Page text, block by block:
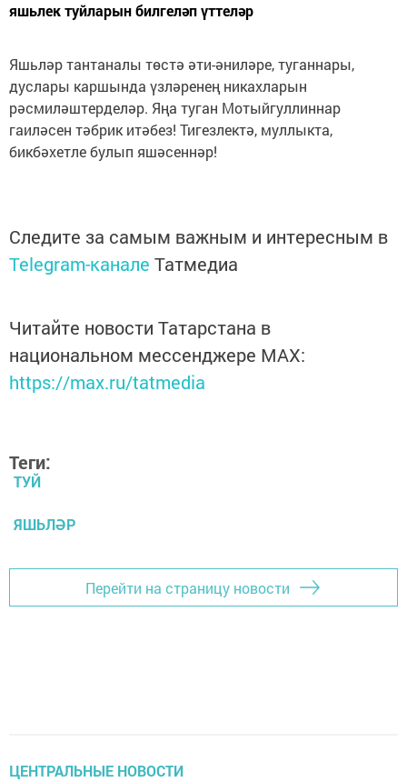
яшьлек туйларын билгеләп үттеләр
Яшьләр тантаналы төстә әти-әниләре, туганнары,
дуслары каршында үзләренең никахларын
рәсмиләштерделәр. Яңа туган Мотыйгуллиннар
гаиләсен тәбрик итәбез! Тигезлектә, муллыкта,
бикбәхетле булып яшәсеннәр!
Следите за самым важным и интересным в
Telegram-канале Татмедиа
Читайте новости Татарстана в
национальном мессенджере MАХ:
https://max.ru/tatmedia
Теги:
ТУЙ
ЯШЬЛӘР
Перейти на страницу новости
ЦЕНТРАЛЬНЫЕ НОВОСТИ